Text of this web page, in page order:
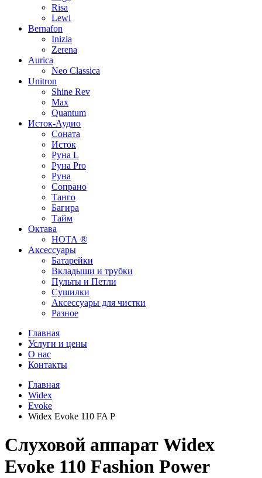
Risa
Lewi
Bernafon
Inizia
Zerena
Aurica
Neo Classica
Unitron
Shine Rev
Max
Quantum
Исток-Аудио
Соната
Исток
Руна L
Руна Pro
Руна
Сопрано
Танго
Багира
Тайм
Октава
НОТА ®
Аксессуары
Батарейки
Вкладыши и трубки
Пульты и Петли
Сушилки
Аксессуары для чистки
Разное
Главная
Услуги и цены
О нас
Контакты
Главная
Widex
Evoke
Widex Evoke 110 FA P
Cлуховой аппарат Widex
Evoke 110 Fashion Power